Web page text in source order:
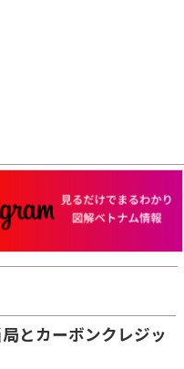
とカーボンクレジッ